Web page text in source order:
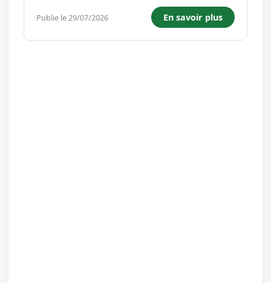
Services) de notre client au sein de la station de
réparation d'Ars en Charente, spécialisée dans
la maintenance,...
Publie le 29/07/2026 En savoir plus